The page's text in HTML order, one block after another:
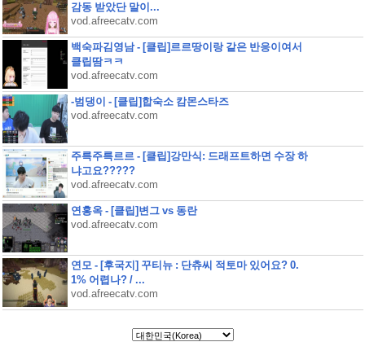
감동 받았단 말이...
vod.afreecatv.com
백숙파김영남 - [클립]르르땅이랑 같은 반응이여서
클립땀ㅋㅋ
vod.afreecatv.com
-범댕이 - [클립]합숙소 캄몬스타즈
vod.afreecatv.com
주륵주륵르르 - [클립]강만식: 드래프트하면 수장 하
냐고요?????
vod.afreecatv.com
연홍옥 - [클립]변그 vs 동란
vod.afreecatv.com
연모 - [후국지] 꾸티뉴 : 단츄씨 적토마 있어요? 0.
1% 어렵나? / ...
vod.afreecatv.com